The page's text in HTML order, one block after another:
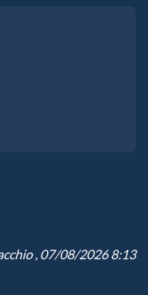
, 07/08/2026 8:13